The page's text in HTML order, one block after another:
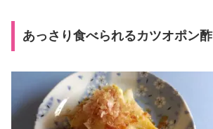
あっさり食べられるカツオポン酢